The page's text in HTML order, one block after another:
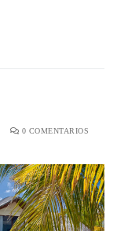
0 COMENTARIOS